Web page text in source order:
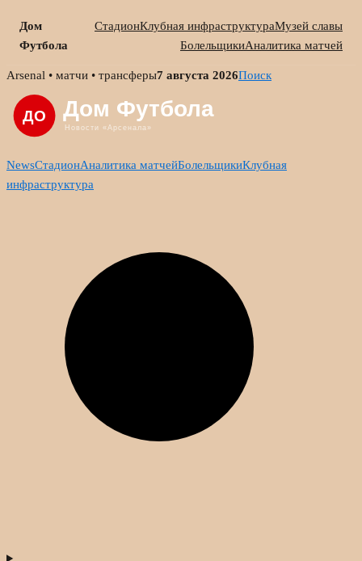
Дом
Футбола
СтадионКлубная инфраструктураМузей славы
БолельщикиАналитика матчей
Skip
content
Arsenal • матчи • трансферы7 августа 2026Поиск
NewsСтадионАналитика матчейБолельщикиКлубная
инфраструктура